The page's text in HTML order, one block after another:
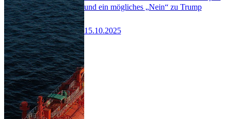
und ein mögliches „Nein“ zu Trump
15.10.2025